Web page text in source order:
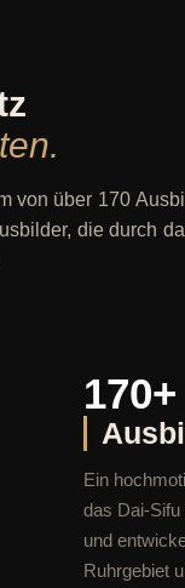
von über 170
die durch
170+
Ein
das Dai-Sifu
und
Ruhrgebiet